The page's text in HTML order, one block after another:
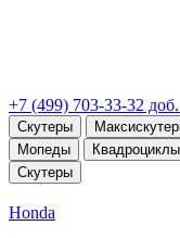
+7 (499) 703-33-32 доб.
Скутеры
Мопеды
Скутеры
Honda